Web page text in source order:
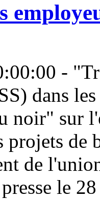
-
dans
noir" sur
projets de
de
le